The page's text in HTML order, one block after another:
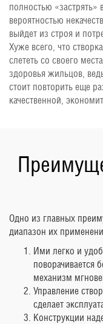
полностью
вероятностью
выйдет из строя и
Хуже всего, что
слететь со своего
здоровья жильцов,
стоит повторить еще
качественной,
Одно из главных
диапазон их
Ими легко и
поворачивается
механизм
Управление
сделает
Конструкции